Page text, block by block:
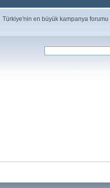
Türkiye'nin en büyük kampanya forumu